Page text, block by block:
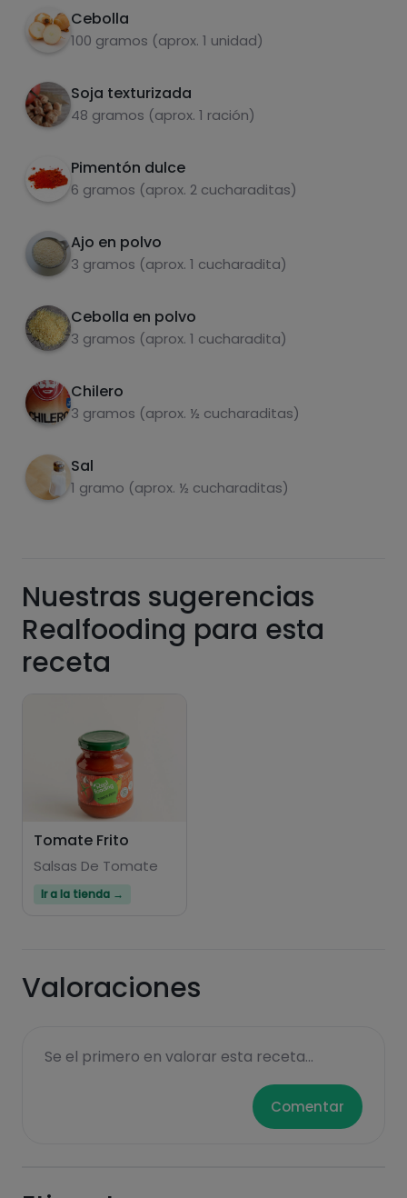
Cebolla
100 gramos (aprox. 1 unidad)
Soja texturizada
48 gramos (aprox. 1 ración)
Pimentón dulce
6 gramos (aprox. 2 cucharaditas)
Ajo en polvo
3 gramos (aprox. 1 cucharadita)
Cebolla en polvo
3 gramos (aprox. 1 cucharadita)
Chilero
3 gramos (aprox. ½ cucharaditas)
Sal
1 gramo (aprox. ½ cucharaditas)
Azúcares
Grasas
Hazte PLUS para ver la información nutricional
Pásate al PLUS
Nuestras sugerencias
Realfooding para esta
receta
Tomate Frito
Salsas De Tomate
Ir a la tienda →
Valoraciones
Se el primero en valorar esta receta...
Comentar